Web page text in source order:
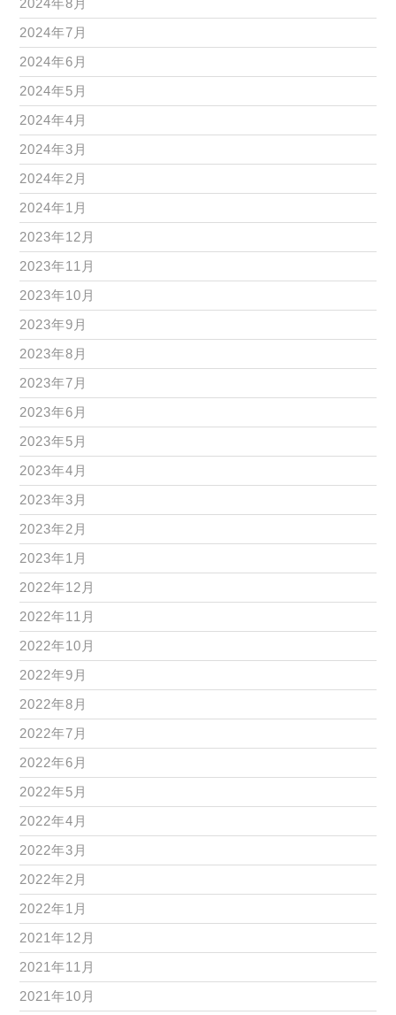
2024年8月
2024年7月
2024年6月
2024年5月
2024年4月
2024年3月
2024年2月
2024年1月
2023年12月
2023年11月
2023年10月
2023年9月
2023年8月
2023年7月
2023年6月
2023年5月
2023年4月
2023年3月
2023年2月
2023年1月
2022年12月
2022年11月
2022年10月
2022年9月
2022年8月
2022年7月
2022年6月
2022年5月
2022年4月
2022年3月
2022年2月
2022年1月
2021年12月
2021年11月
2021年10月